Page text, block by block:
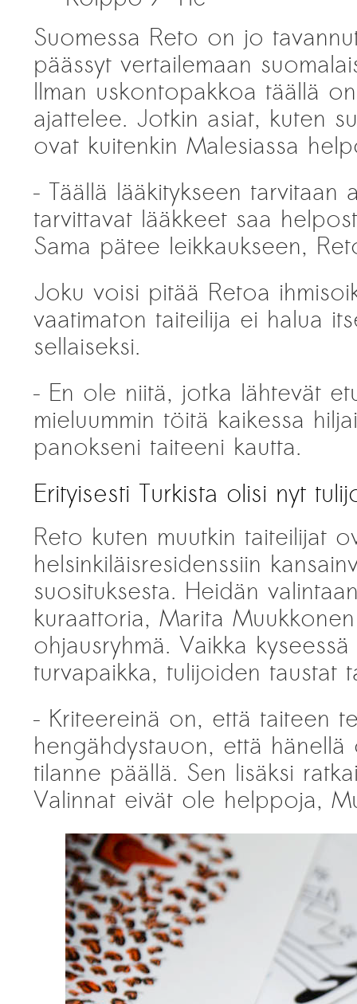
Suomessa Reto on jo
päässyt vertailemaan
Ilman uskontopakkoa täällä
ajattelee. Jotkin asiat, kuten
ovat kuitenkin Malesiassa
– Täällä lääkitykseen tarvitaan
tarvittavat lääkkeet saa
Sama pätee leikkaukseen,
Joku voisi pitää Retoa
vaatimaton taiteilija ei halua
sellaiseksi.
– En ole niitä, jotka lähtevät
mieluummin töitä kaikessa
panokseni taiteeni kautta.
Erityisesti Turkista olisi nyt
Reto kuten muutkin taiteilijat
helsinkiläisresidenssiin
suosituksesta. Heidän
kuraattoria, Marita
ohjausryhmä. Vaikka
turvapaikka, tulijoiden taustat
– Kriteereinä on, että taiteen
hengähdystauon, että
tilanne päällä. Sen lisäksi
Valinnat eivät ole helppoja,